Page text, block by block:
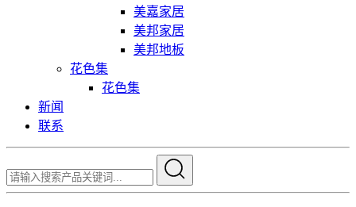
美嘉家居
美邦家居
美邦地板
花色集
花色集
新闻
联系